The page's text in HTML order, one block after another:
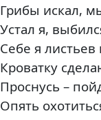
Грибы искал,
Устал я,
Себе я листьев
Кроватку
Проснусь –
Опять